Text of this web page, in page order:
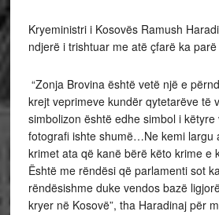
Kryeministri i Kosovës Ramush
ndjerë i trishtuar me atë çfarë ka
“Zonja Brovina është vetë një e
krejt veprimeve kundër qytetarëve të
simbolizon është edhe simbol i
fotografi ishte shumë…Ne kemi largu
krimet ata që kanë bërë këto krime e
Është me rëndësi që parlamenti sot
rëndësishme duke vendos bazë
kryer në Kosovë”, tha Haradinaj për